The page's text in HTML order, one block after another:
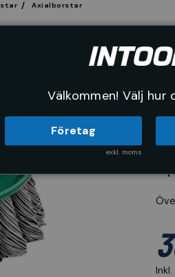
Axialborstar
Köp
Välkommen! Välj hur
Företag
exkl. moms